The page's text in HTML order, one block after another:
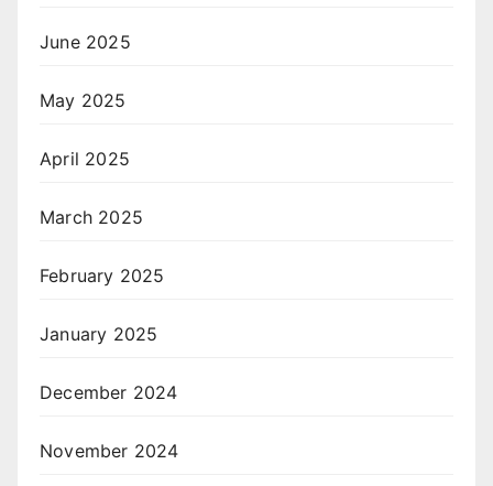
June 2025
May 2025
April 2025
March 2025
February 2025
January 2025
December 2024
November 2024